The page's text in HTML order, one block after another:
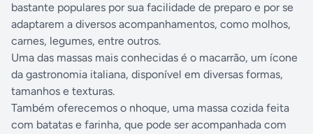
bastante populares por sua facilidade de preparo e por se
adaptarem a diversos acompanhamentos, como molhos,
carnes, legumes, entre outros.
Uma das massas mais conhecidas é o macarrão, um ícone
da gastronomia italiana, disponível em diversas formas,
tamanhos e texturas.
Também oferecemos o nhoque, uma massa cozida feita
com batatas e farinha, que pode ser acompanhada com